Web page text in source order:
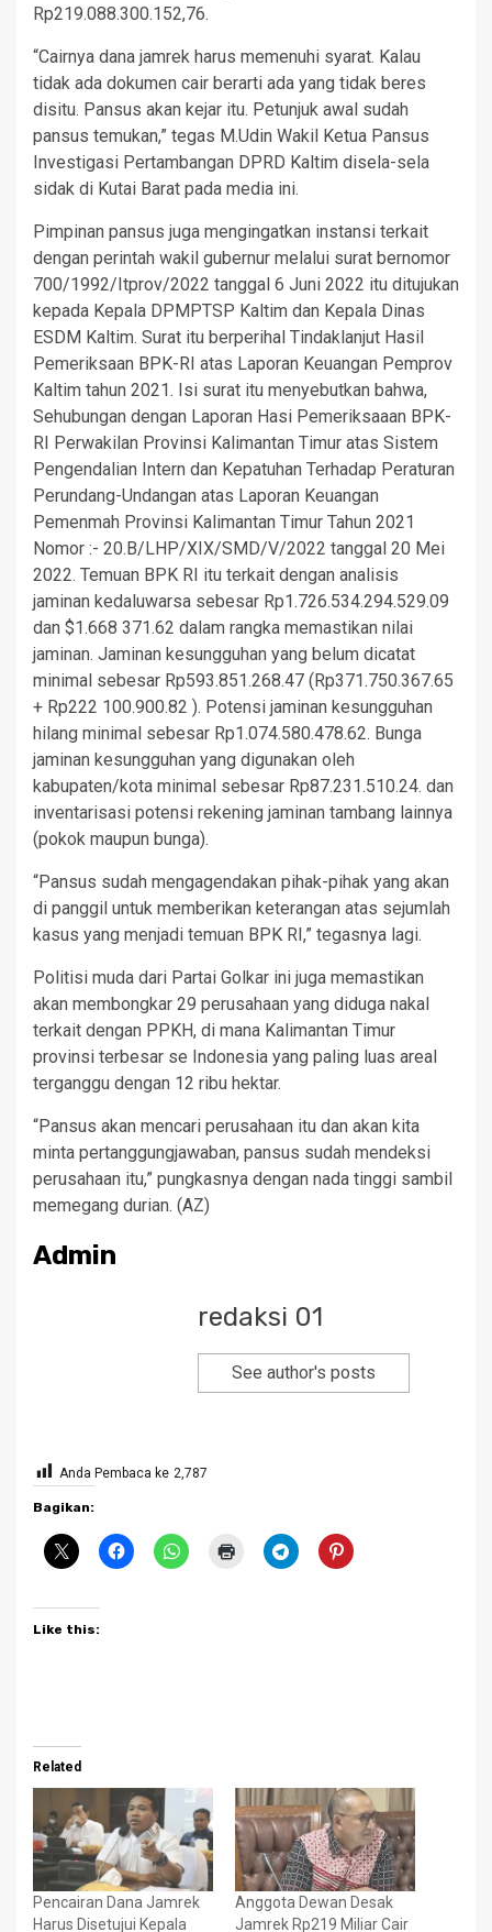
Rp219.088.300.152,76.
“Cairnya dana jamrek harus memenuhi syarat. Kalau
tidak ada dokumen cair berarti ada yang tidak beres
disitu. Pansus akan kejar itu. Petunjuk awal sudah
pansus temukan,” tegas M.Udin Wakil Ketua Pansus
Investigasi Pertambangan DPRD Kaltim disela-sela
sidak di Kutai Barat pada media ini.
Pimpinan pansus juga mengingatkan instansi terkait
dengan perintah wakil gubernur melalui surat bernomor
700/1992/Itprov/2022 tanggal 6 Juni 2022 itu ditujukan
kepada Kepala DPMPTSP Kaltim dan Kepala Dinas
ESDM Kaltim. Surat itu berperihal Tindaklanjut Hasil
Pemeriksaan BPK-RI atas Laporan Keuangan Pemprov
Kaltim tahun 2021. Isi surat itu menyebutkan bahwa,
Sehubungan dengan Laporan Hasi Pemeriksaaan BPK-
RI Perwakilan Provinsi Kalimantan Timur atas Sistem
Pengendalian Intern dan Kepatuhan Terhadap Peraturan
Perundang-Undangan atas Laporan Keuangan
Pemenmah Provinsi Kalimantan Timur Tahun 2021
Nomor :- 20.B/LHP/XIX/SMD/V/2022 tanggal 20 Mei
2022. Temuan BPK RI itu terkait dengan analisis
jaminan kedaluwarsa sebesar Rp1.726.534.294.529.09
dan $1.668 371.62 dalam rangka memastikan nilai
jaminan. Jaminan kesungguhan yang belum dicatat
minimal sebesar Rp593.851.268.47 (Rp371.750.367.65
+ Rp222 100.900.82 ). Potensi jaminan kesungguhan
hilang minimal sebesar Rp1.074.580.478.62. Bunga
jaminan kesungguhan yang digunakan oleh
kabupaten/kota minimal sebesar Rp87.231.510.24. dan
inventarisasi potensi rekening jaminan tambang lainnya
(pokok maupun bunga).
“Pansus sudah mengagendakan pihak-pihak yang akan
di panggil untuk memberikan keterangan atas sejumlah
kasus yang menjadi temuan BPK RI,” tegasnya lagi.
Politisi muda dari Partai Golkar ini juga memastikan
akan membongkar 29 perusahaan yang diduga nakal
terkait dengan PPKH, di mana Kalimantan Timur
provinsi terbesar se Indonesia yang paling luas areal
terganggu dengan 12 ribu hektar.
“Pansus akan mencari perusahaan itu dan akan kita
minta pertanggungjawaban, pansus sudah mendeksi
perusahaan itu,” pungkasnya dengan nada tinggi sambil
memegang durian. (AZ)
Admin
redaksi 01
See author's posts
Anda Pembaca ke 2,787
Bagikan:
Like this:
Related
Pencairan Dana Jamrek
Harus Disetujui Kepala
Anggota Dewan Desak
Jamrek Rp219 Miliar Cair